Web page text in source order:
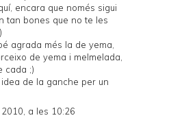
encara que només sigui
tan bones que no te les
agrada més la de yema,
de yema i melmelada,
cada ;)
de la ganche per un
2010, a les 10:26